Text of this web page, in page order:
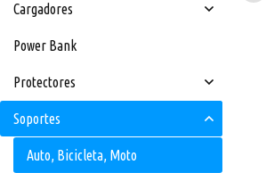
Cargadores
Power Bank
Protectores
Soportes
Auto, Bicicleta, Moto